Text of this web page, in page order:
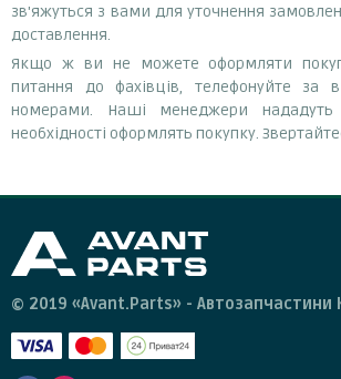
зв'яжуться з вами для уточнення
доставлення.
Якщо ж ви не можете оформляти
питання до фахівців, телефонуйте за
номерами. Наші менеджери нададуть
необхідності оформлять покупку.
© 2019 «Avant.Parts» - Автозапчастини